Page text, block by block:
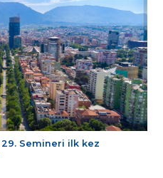
29. Semineri ilk kez